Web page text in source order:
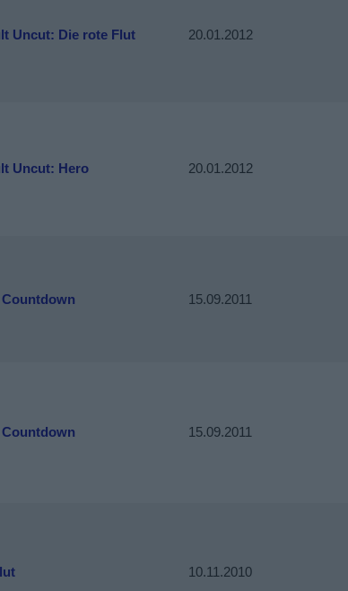
Uncut: Die rote Flut 20.01.2012
Uncut: Hero 20.01.2012
15.09.2011
15.09.2011
10.11.2010